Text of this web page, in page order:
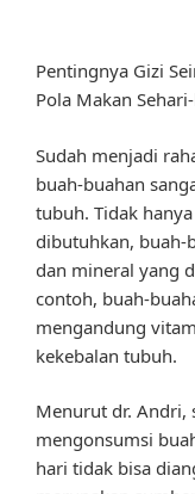
Pentingnya Gizi
Pola Makan
Sudah menjadi
buah-buahan
tubuh. Tidak
dibutuhkan, buah-
dan mineral yang
contoh, buah-
mengandung
kekebalan tubuh.
Menurut dr. Andri,
mengonsumsi
hari tidak bisa